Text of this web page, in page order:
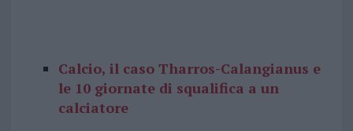
Calcio, il caso Tharros-Calangianus e
le 10 giornate di squalifica a un
calciatore